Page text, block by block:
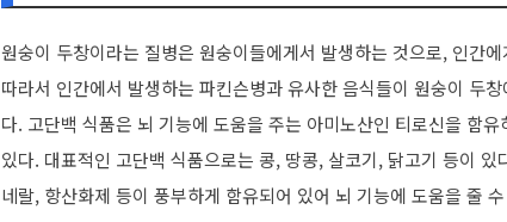
원숭이 두창이라는 질병은 원숭이들에게서 발생하는 것으로, 인간
따라서 인간에서 발생하는 파킨슨병과 유사한 음식들이 원숭이 두
다. 고단백 식품은 뇌 기능에 도움을 주는 아미노산인 티로신을 함
있다. 대표적인 고단백 식품으로는 콩, 땅콩, 살코기, 닭고기 등이
네랄, 항산화제 등이 풍부하게 함유되어 있어 뇌 기능에 도움을 줄